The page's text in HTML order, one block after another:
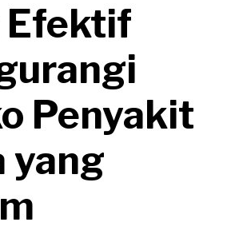
Efektif
Penyakit
yang